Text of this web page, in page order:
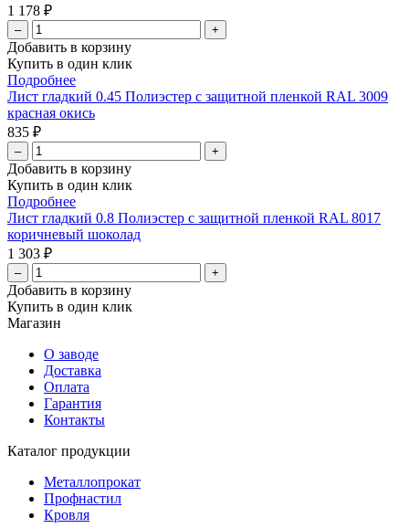
1 178 ₽
– +
Добавить в корзину
Купить в один клик
Подробнее
Лист гладкий 0.45 Полиэстер с защитной пленкой RAL 3009
красная окись
835 ₽
– +
Добавить в корзину
Купить в один клик
Подробнее
Лист гладкий 0.8 Полиэстер с защитной пленкой RAL 8017
коричневый шоколад
1 303 ₽
– +
Добавить в корзину
Купить в один клик
Магазин
О заводе
Доставка
Оплата
Гарантия
Контакты
Каталог продукции
Металлопрокат
Профнастил
Кровля